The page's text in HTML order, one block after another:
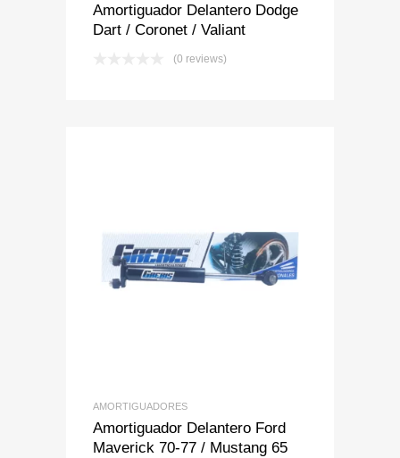
Amortiguador Delantero Dodge
Dart / Coronet / Valiant
(0 reviews)
Add to Wishlist
Add to Compare
AMORTIGUADORES
Amortiguador Delantero Ford
Maverick 70-77 / Mustang 65